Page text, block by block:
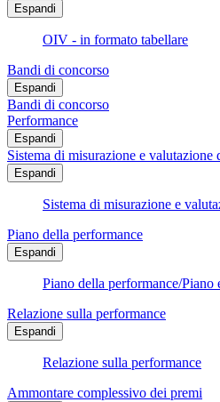
Espandi
OIV - in formato tabellare
Bandi di concorso
Espandi
Bandi di concorso
Performance
Espandi
Sistema di misurazione e valutazione
Espandi
Sistema di misurazione e
Piano della performance
Espandi
Piano della performance/Piano
Relazione sulla performance
Espandi
Relazione sulla performance
Ammontare complessivo dei premi